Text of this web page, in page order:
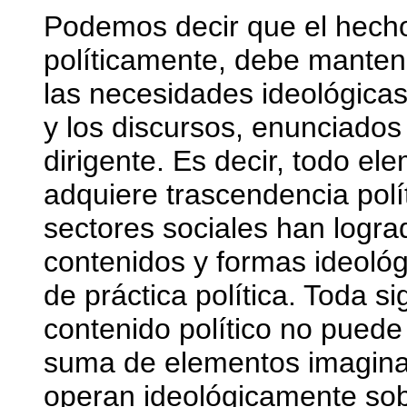
Podemos decir que el
políticamente, debe
las necesidades
y los discursos,
dirigente. Es decir, todo
adquiere trascendencia
sectores sociales han
contenidos y formas
de práctica política. Toda
contenido político no
suma de elementos
operan ideológicamente